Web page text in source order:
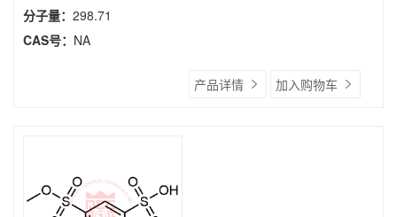
分子量： 298.71
CAS号： NA
产品详情 加入购物车